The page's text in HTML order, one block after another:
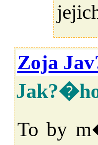
Zoja
To by